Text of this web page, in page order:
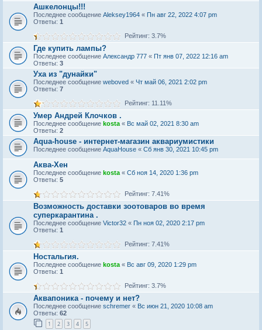
Ашкелонцы!!!
Последнее сообщение Aleksey1964 « Пн авг 22, 2022 4:07 pm
Ответы: 1
Рейтинг: 3.7%
Где купить лампы?
Последнее сообщение Александр 777 « Пт янв 07, 2022 12:16 am
Ответы: 3
Уха из "дунайки"
Последнее сообщение weboved « Чт май 06, 2021 2:02 pm
Ответы: 7
Рейтинг: 11.11%
Умер Андрей Клочков .
Последнее сообщение kosta « Вс май 02, 2021 8:30 am
Ответы: 2
Aqua-house - интернет-магазин аквариумистики
Последнее сообщение AquaHouse « Сб янв 30, 2021 10:45 pm
Аква-Хен
Последнее сообщение kosta « Сб ноя 14, 2020 1:36 pm
Ответы: 5
Рейтинг: 7.41%
Возможность доставки зоотоваров во время
суперкарантина .
Последнее сообщение Victor32 « Пн ноя 02, 2020 2:17 pm
Ответы: 1
Рейтинг: 7.41%
Ностальгия.
Последнее сообщение kosta « Вс авг 09, 2020 1:29 pm
Ответы: 1
Рейтинг: 3.7%
Аквапоника - почему и нет?
Последнее сообщение schremer « Вс июн 21, 2020 10:08 am
Ответы: 62
1 2 3 4 5